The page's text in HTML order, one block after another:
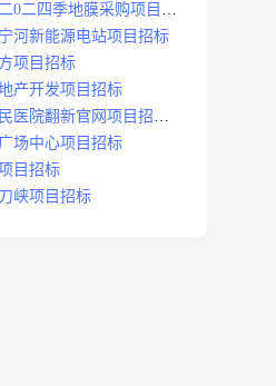
0二四季地膜采购项目招
河新能源电站项目招标
项目招标
产开发项目招标
医院翻新官网项目招标
场中心项目招标
目招标
峡项目招标